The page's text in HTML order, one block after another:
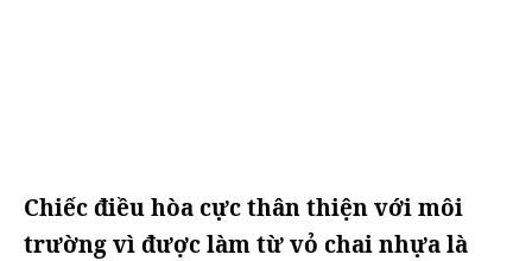
Chiếc điều hòa cực thân thiện với môi
trường vì được làm từ vỏ chai nhựa là